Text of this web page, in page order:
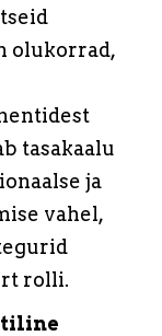
olukorrad,
tasakaalu
ja
vahel,
rolli.